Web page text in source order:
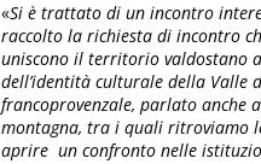
«Si è trattato di un incontro
raccolto la richiesta di incontro
uniscono il territorio valdostano
dell’identità culturale della Valle
francoprovenzale, parlato anche
montagna, tra i quali ritroviamo
aprire un confronto nelle